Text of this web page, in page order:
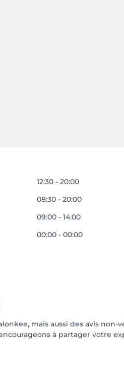
12:30 - 20:00
08:30 - 20:00
09:00 - 14:00
00:00 - 00:00
mais aussi des avis
à partager votre